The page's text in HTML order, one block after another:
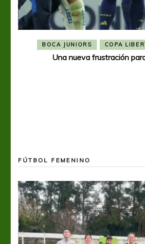
BOCA JUNIORS COPA
Una nueva frustración
FÚTBOL FEMENINO